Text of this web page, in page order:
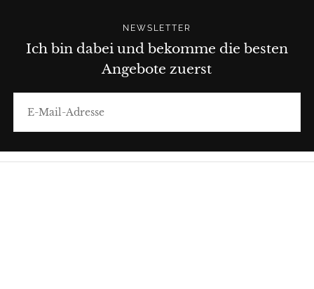
NEWSLETTER
Ich bin dabei und bekomme die besten
Angebote zuerst
MAIL
ABONNIEREN